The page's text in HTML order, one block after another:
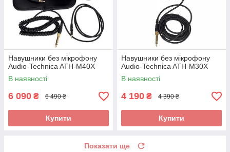
Навушники без мікрофону
Audio-Technica ATH-M40X
В наявності
6 090 ₴ 6 490 ₴
Купити
Навушники без мікрофону
Audio-Technica ATH-M30X
В наявності
4 190 ₴ 4 390 ₴
Купити
Показати ще